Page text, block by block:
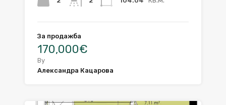
За продажба
170,000€
By
Александра Кацарова